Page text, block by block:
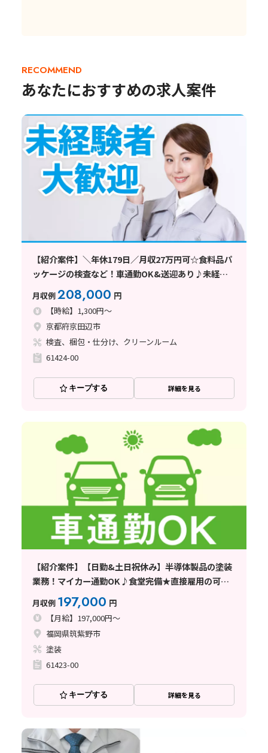
RECOMMEND
あなたにおすすめの求人案件
【紹介案件】＼年休179日／月収27万円可☆食料品パ
ッケージの検査など！車通勤OK&送迎あり♪未経験
月収例208,000 円
【時給】1,300円～
京都府京田辺市
検査、梱包・仕分け、クリーンルーム
61424-00
キープする 詳細を見る
【紹介案件】【日勤&土日祝休み】半導体製品の塗装
業務！マイカー通勤OK♪食堂完備★直接雇用の可能
月収例 197,000 円
【月給】197,000円～
福岡県筑紫野市
塗装
61423-00
キープする 詳細を見る